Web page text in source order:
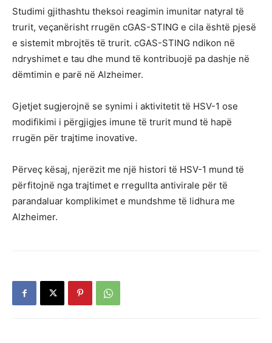
Studimi gjithashtu theksoi reagimin imunitar natyral të
trurit, veçanërisht rrugën cGAS-STING e cila është pjesë
e sistemit mbrojtës të trurit. cGAS-STING ndikon në
ndryshimet e tau dhe mund të kontribuojë pa dashje në
dëmtimin e parë në Alzheimer.
Gjetjet sugjerojnë se synimi i aktivitetit të HSV-1 ose
modifikimi i përgjigjes imune të trurit mund të hapë
rrugën për trajtime inovative.
Përveç kësaj, njerëzit me një histori të HSV-1 mund të
përfitojnë nga trajtimet e rregullta antivirale për të
parandaluar komplikimet e mundshme të lidhura me
Alzheimer.